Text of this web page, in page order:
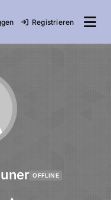
Registrieren
OFFLINE